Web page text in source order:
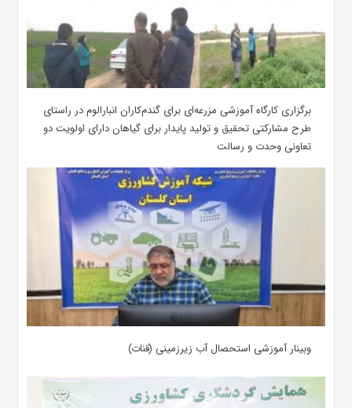
برگزاری کارگاه آموزشی مزرعه‌ای برای گندم‌کاران انبارالوم در راستای
طرح مشارکتی تحقیق و تولید پایدار برای گیاهان دارای اولویت دو
تعاونی وحدت و رسالت
وبینار آموزشی استحصال آب زیرزمینی (قنات)